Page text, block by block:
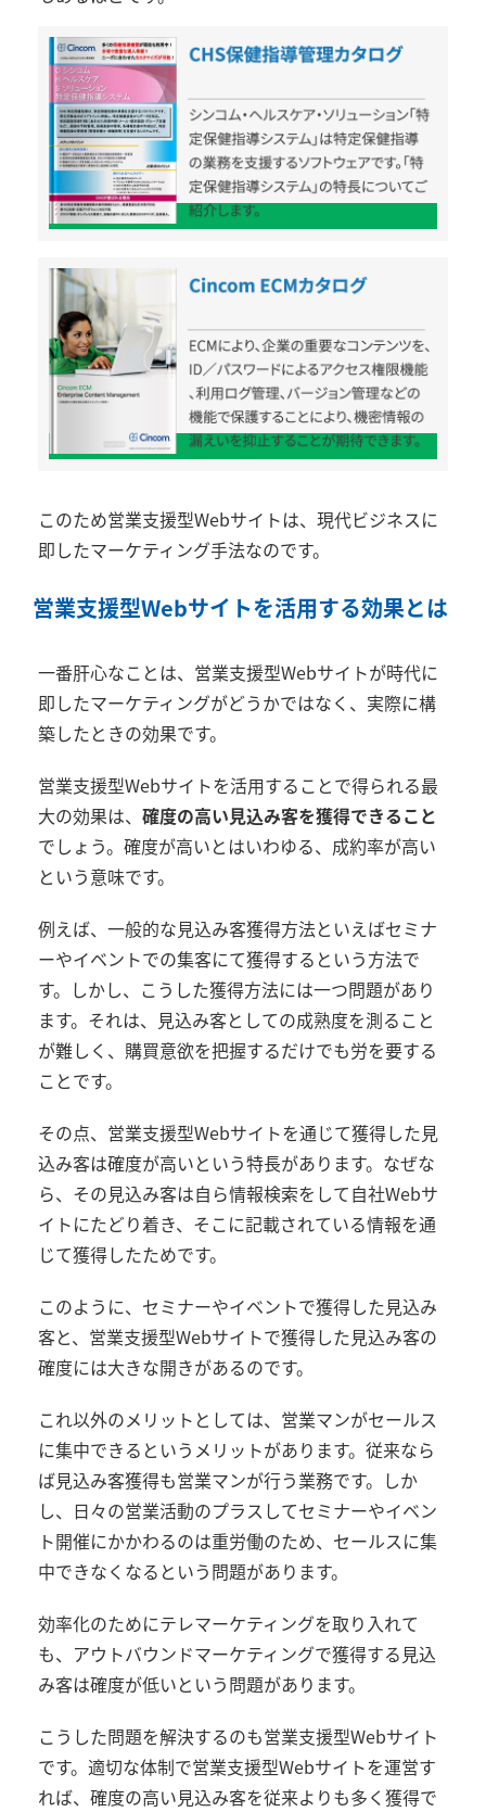
このため営業支援型Webサイトは、現代ビジネスに
即したマーケティング手法なのです。
営業支援型Webサイトを活用する効果とは
一番肝心なことは、営業支援型Webサイトが時代に
即したマーケティングがどうかではなく、実際に構
築したときの効果です。
営業支援型Webサイトを活用することで得られる最
大の効果は、 確度の高い見込み客を獲得できること
でしょう。確度が高いとはいわゆる、成約率が高い
という意味です。
例えば、一般的な見込み客獲得方法といえばセミナ
ーやイベントでの集客にて獲得するという方法で
す。しかし、こうした獲得方法には一つ問題があり
ます。それは、見込み客としての成熟度を測ること
が難しく、購買意欲を把握するだけでも労を要する
ことです。
その点、営業支援型Webサイトを通じて獲得した見
込み客は確度が高いという特長があります。なぜな
ら、その見込み客は自ら情報検索をして自社Webサ
イトにたどり着き、そこに記載されている情報を通
じて獲得したためです。
このように、セミナーやイベントで獲得した見込み
客と、営業支援型Webサイトで獲得した見込み客の
確度には大きな開きがあるのです。
これ以外のメリットとしては、営業マンがセールス
に集中できるというメリットがあります。従来なら
ば見込み客獲得も営業マンが行う業務です。しか
し、日々の営業活動のプラスしてセミナーやイベン
ト開催にかかわるのは重労働のため、セールスに集
中できなくなるという問題があります。
効率化のためにテレマーケティングを取り入れて
も、アウトバウンドマーケティングで獲得する見込
み客は確度が低いという問題があります。
こうした問題を解決するのも営業支援型Webサイト
です。適切な体制で営業支援型Webサイトを運営す
れば、確度の高い見込み客を従来よりも多く獲得で